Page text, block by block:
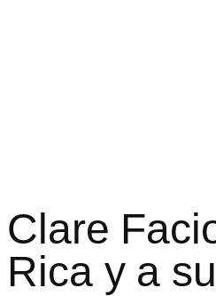
Clare
Rica y a